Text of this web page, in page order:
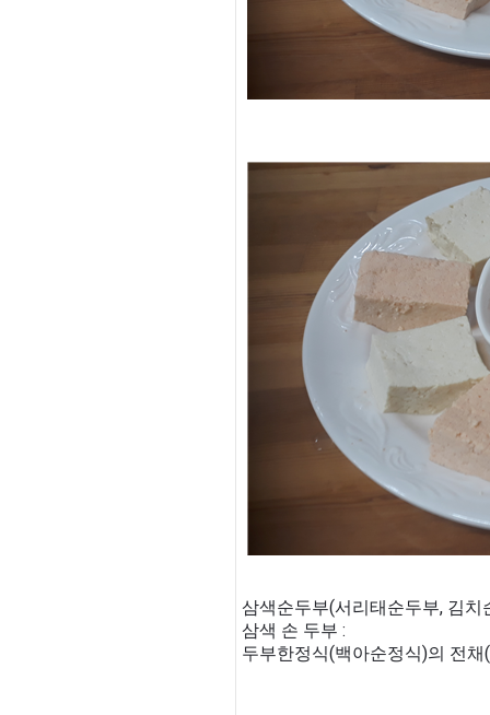
삼색순두부(서리태순두부, 김
삼색 손 두부 :
두부한정식(백아순정식)의 전